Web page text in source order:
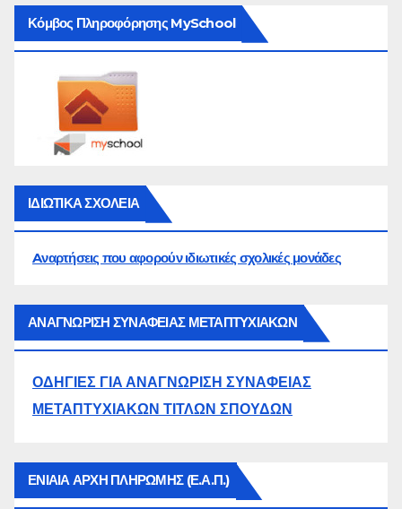
Κόμβος Πληροφόρησης MySchool
ΙΔΙΩΤΙΚΑ ΣΧΟΛΕΙΑ
Aναρτήσεις που αφορούν ιδιωτικές σχολικές μονάδες
ΑΝΑΓΝΩΡΙΣΗ ΣΥΝΑΦΕΙΑΣ ΜΕΤΑΠΤΥΧΙΑΚΩΝ
ΟΔΗΓΙΕΣ ΓΙΑ ΑΝΑΓΝΩΡΙΣΗ ΣΥΝΑΦΕΙΑΣ
ΜΕΤΑΠΤΥΧΙΑΚΩΝ ΤΙΤΛΩΝ ΣΠΟΥΔΩΝ
ΕΝΙΑΙΑ ΑΡΧΗ ΠΛΗΡΩΜΗΣ (Ε.Α.Π.)